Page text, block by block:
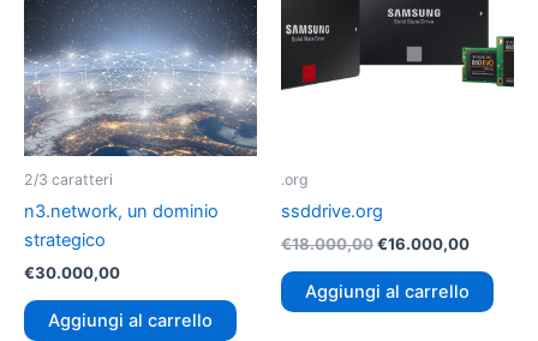
2/3 caratteri
n3.network, un dominio
strategico
€30.000,00
Aggiungi al carrello
.org
ssddrive.org
€18.000,00€16.000,00
Aggiungi al carrello